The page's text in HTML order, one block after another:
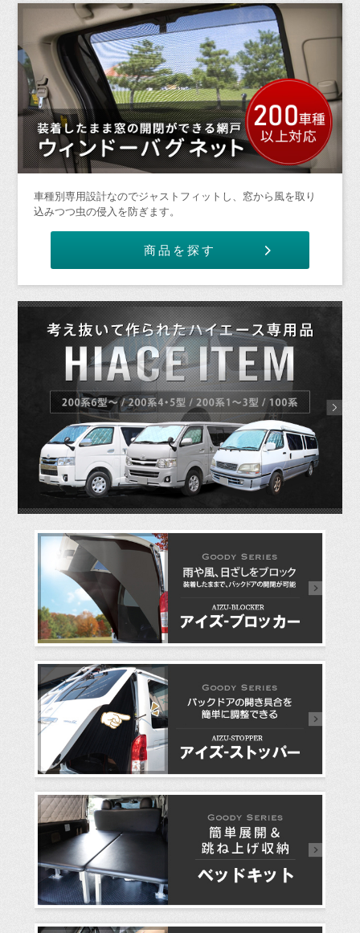
車種別専用設計なのでジャストフィットし、窓から風を取り
込みつつ虫の侵入を防ぎます。
商品を探す